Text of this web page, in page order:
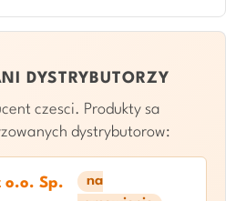
DYSTRYBUTORZY
czesci. Produkty sa
dystrybutorow:
o.o. Sp.
na